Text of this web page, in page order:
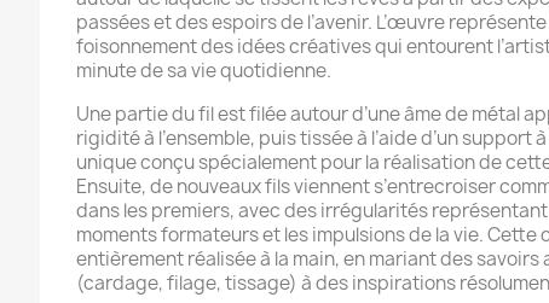
passées et des espoirs de l’avenir. L’œuvre
foisonnement des idées créatives qui entourent
minute de sa vie quotidienne.
Une partie du fil est filée autour d’une âme de métal
rigidité à l’ensemble, puis tissée à l’aide d’un support
unique conçu spécialement pour la réalisation de
Ensuite, de nouveaux fils viennent s’entrecroiser
dans les premiers, avec des irrégularités
moments formateurs et les impulsions de la vie.
entièrement réalisée à la main, en mariant des savoirs
(cardage, filage, tissage) à des inspirations